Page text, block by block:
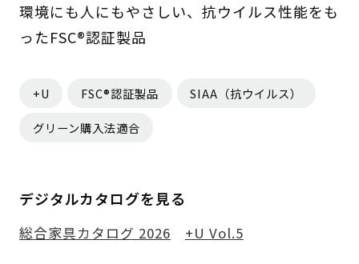
環境にも人にもやさしい、抗ウイルス性能をも
ったFSC®認証製品
+U FSC®認証製品 SIAA（抗ウイルス）
グリーン購入法適合
デジタルカタログを見る
総合家具カタログ 2026 +U Vol.5